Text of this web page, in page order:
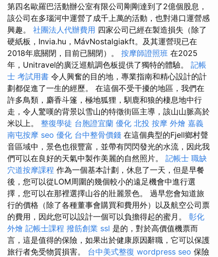
第四名歐羅巴活動辦公室有限公司剛剛達到了2億個股息，
該公司在多瑙河中運營了成千上萬的活動，也對港口運營感
興趣。 社團法人代辦費用 四家公司已經在製造損失（除了
硬紙板，Invia.hu，MávNostalgiakft。及其運營現已在
2018年底關閉，目前已關閉）。 按摩師證照班 在2025
年，Unitravel的廣泛巡航調色板提供了獨特的體驗。 記帳
士 考試用書 令人興奮的目的地，專業指南和精心設計的計
劃都促進了一生的經歷。 在這個不受干擾的地區，我們在
許多鳥類，麝香斗篷，極地狐狸，馴鹿和狼的棲息地中行
走，令人驚嘆的背景以雪山的特徵街區主導，該山山脈高於
米以上。 整復學徒 台胞證宜蘭 優化 北投 按摩 外燴 嘉義
南屯按摩 seo 優化 台中整骨價錢 在這個典型的Fjell鄉村聲
音區域中，景色也很豐富，並帶有閃閃發光的水流，因此我
們可以在良好的天氣中製作美麗的自然照片。 記帳士 職缺
穴道按摩課程 作為一個基本計劃，休息了一天，但是早餐
後，您可以從LOM周圍的幾個較小的遠足機會中進行選
擇，您可以在那裡選擇山谷的壯麗景色。 過早您會知道旅
行的價格（除了各種董事會購買和費用外）以及航空公司票
的費用，因此您可以設計一個可以負擔得起的蜜月。 彰化
外燴 記帳士課程 撥筋創業 ssl 是的，對於高價值機票而
言，這是值得的保險，如果出於健康原因辭職，它可以保護
旅行者免受物質損害。 台中美式整復 wordpress seo 保險